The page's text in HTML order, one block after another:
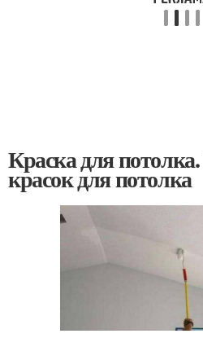
Краска для
красок для потолка